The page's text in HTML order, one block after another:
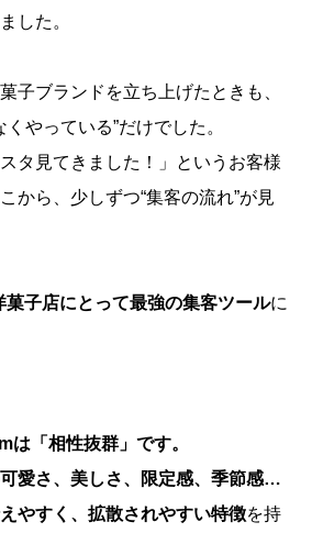
した。
子ブランドを立ち上げたときも、
やっている”だけでした。
タ見てきました！」というお客様
から、少しずつ“集客の流れ”が見
菓子店にとって最強の集客ツールに
「相性抜群」です。
愛さ、美しさ、限定感、季節感…
やすく、拡散されやすい特徴を持